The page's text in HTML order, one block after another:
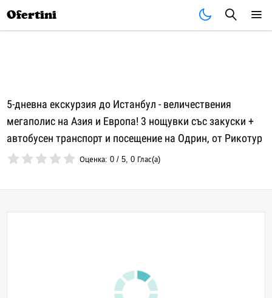
Ofertini
5-дневна екскурзия до Истанбул - величествения
мегаполис на Азия и Европа! 3 нощувки със закуски +
автобусен транспорт и посещение на Одрин, от Рикотур
Оценка:0 /5,0 Глас(а)